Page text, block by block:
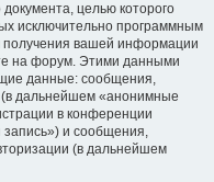
целью которого
исключительно программным
получения вашей информации
на форум. Этими данными
данные: сообщения,
дальнейшем «анонимные
в конференции
и сообщения,
(в дальнейшем